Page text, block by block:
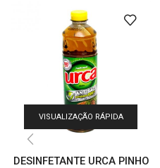
VISUALIZAÇÃO RÁPIDA
DESINFETANTE URCA PINHO